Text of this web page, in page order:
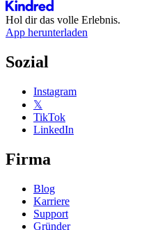
Hol dir das volle Erlebnis.
App herunterladen
Sozial
Instagram
𝕏
TikTok
LinkedIn
Firma
Blog
Karriere
Support
Gründer